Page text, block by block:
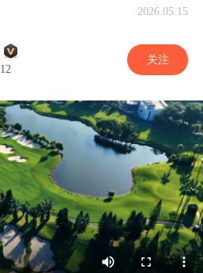
2026.05.15
关注